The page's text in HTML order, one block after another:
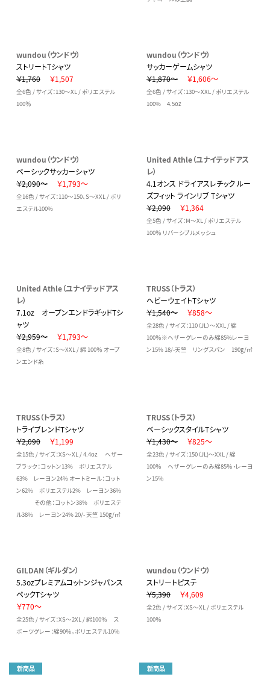
wundou（ウンドウ）
ストリートTシャツ
￥1,760
￥1,507
全6色 / サイズ：130～XL / ポリエステル
100％
wundou（ウンドウ）
サッカーゲームシャツ
￥1,870～
￥1,606～
全6色 / サイズ：130～XXL / ポリエステル
100% 4.5oz
wundou（ウンドウ）
ベーシックサッカーシャツ
￥2,090～
￥1,793～
全16色 / サイズ：110～150、S～XXL / ポリ
エステル100%
United Athle（ユナイテッドアス
レ）
4.1オンス ドライアスレチック ルー
ズフィット ラインリブ Tシャツ
￥2,090
￥1,364
全5色 / サイズ：M～XL / ポリエステル
100％ リバーシブルメッシュ
United Athle（ユナイテッドアス
レ）
7.1oz オープンエンドラギッドTシ
ャツ
￥2,959～
￥1,793～
全8色 / サイズ：S～XXL / 綿 100％ オープ
ンエンド糸
TRUSS（トラス）
ヘビーウェイトTシャツ
￥1,540～
￥858～
全28色 / サイズ：110（JL）～XXL / 綿
100％※ヘザーグレーのみ綿85%レーヨ
ン15% 18/-天竺 リングスパン 190g/㎡
TRUSS（トラス）
トライブレンドTシャツ
￥2,090
￥1,199
全15色 / サイズ：XS～XL / 4.4oz ヘザー
ブラック：コットン13% ポリエステル
63% レーヨン24% オートミール：コット
ン62% ポリエステル2% レーヨン36%
その他：コットン38% ポリエステ
ル38% レーヨン24% 20/- 天竺 150g/㎡
TRUSS（トラス）
ベーシックスタイルTシャツ
￥1,430～
￥825～
全23色 / サイズ：150（JL)～XXL / 綿
100％ ヘザーグレーのみ綿85％・レーヨ
ン15％
GILDAN（ギルダン）
5.3ozプレミアムコットンジャパンス
ペックTシャツ
￥770～
全25色 / サイズ：XS～2XL / 綿100％ ス
ポーツグレー：綿90％。ポリエステル10％
wundou（ウンドウ）
ストリートピステ
￥5,390
￥4,609
全2色 / サイズ：XS～XL / ポリエステル
100％
新商品 新商品